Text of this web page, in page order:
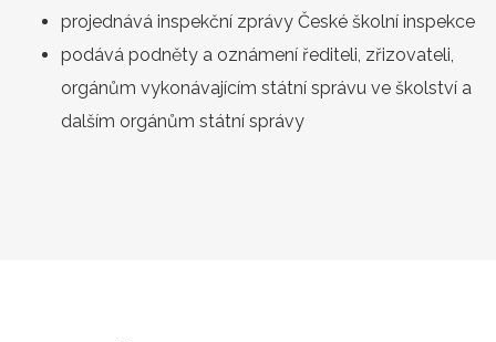
projednává inspekční zprávy České školní inspekce
podává podněty a oznámení řediteli, zřizovateli,
orgánům vykonávajícím státní správu ve školství a
dalším orgánům státní správy